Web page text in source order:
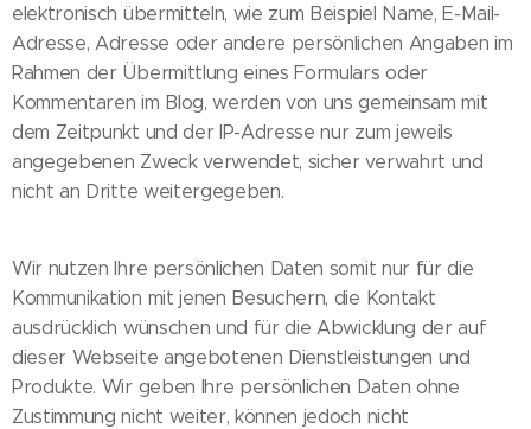
elektronisch übermitteln, wie zum Beispiel Name, E-Mail-
Adresse, Adresse oder andere persönlichen Angaben im
Rahmen der Übermittlung eines Formulars oder
Kommentaren im Blog, werden von uns gemeinsam mit
dem Zeitpunkt und der IP-Adresse nur zum jeweils
angegebenen Zweck verwendet, sicher verwahrt und
nicht an Dritte weitergegeben.
Wir nutzen Ihre persönlichen Daten somit nur für die
Kommunikation mit jenen Besuchern, die Kontakt
ausdrücklich wünschen und für die Abwicklung der auf
dieser Webseite angebotenen Dienstleistungen und
Produkte. Wir geben Ihre persönlichen Daten ohne
Zustimmung nicht weiter, können jedoch nicht